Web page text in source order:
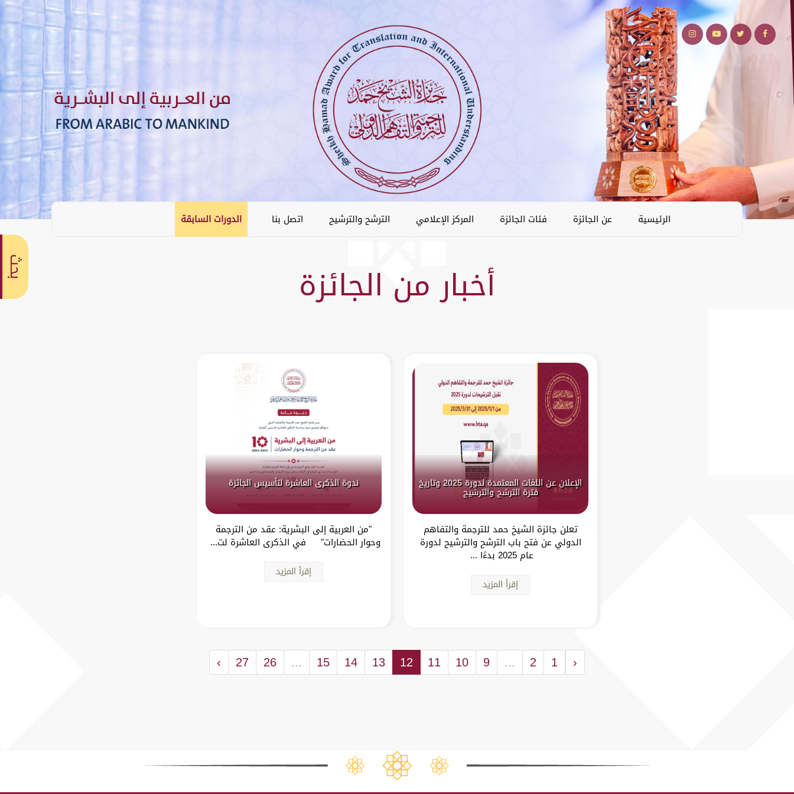
الرئيسية عن الجائزة فئات الجائزة المركز الإعلامي الترشح والترشيح اتصل بنا الدورات السابقة
أخبار من الجائزة
الإعلان عن اللغات المعتمدة لدورة 2025 وتاريخ
فترة الترشح والترشيح
تعلن جائزة الشيخ حمد للترجمة والتفاهم
الدولي عن فتح باب الترشح والترشيح لدورة
عام 2025 بدءًا ...
إقرأ المزيد
ندوة الذكرى العاشرة لتأسيس الجائزة
"من العربية إلى البشرية: عقد من الترجمة
وحوار الحضارات" في الذكرى العاشرة لت...
إقرأ المزيد
‹
1
2
...
9
10
11
12
13
14
15
...
26
27
›
بحث